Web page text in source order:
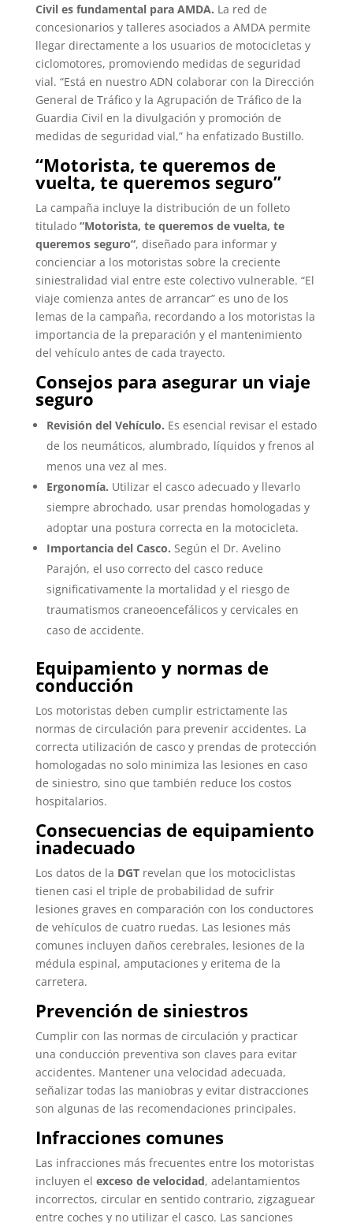
Civil es fundamental para AMDA. La red de
concesionarios y talleres asociados a AMDA permite
llegar directamente a los usuarios de motocicletas y
ciclomotores, promoviendo medidas de seguridad
vial. “Está en nuestro ADN colaborar con la Dirección
General de Tráfico y la Agrupación de Tráfico de la
Guardia Civil en la divulgación y promoción de
medidas de seguridad vial,” ha enfatizado Bustillo.
“Motorista, te queremos de
vuelta, te queremos seguro”
La campaña incluye la distribución de un folleto
titulado “Motorista, te queremos de vuelta, te
queremos seguro”, diseñado para informar y
concienciar a los motoristas sobre la creciente
siniestralidad vial entre este colectivo vulnerable. “El
viaje comienza antes de arrancar” es uno de los
lemas de la campaña, recordando a los motoristas la
importancia de la preparación y el mantenimiento
del vehículo antes de cada trayecto.
Consejos para asegurar un viaje
seguro
Revisión del Vehículo. Es esencial revisar el estado
de los neumáticos, alumbrado, líquidos y frenos al
menos una vez al mes.
Ergonomía. Utilizar el casco adecuado y llevarlo
siempre abrochado, usar prendas homologadas y
adoptar una postura correcta en la motocicleta.
Importancia del Casco. Según el Dr. Avelino
Parajón, el uso correcto del casco reduce
significativamente la mortalidad y el riesgo de
traumatismos craneoencefálicos y cervicales en
caso de accidente.
Equipamiento y normas de
conducción
Los motoristas deben cumplir estrictamente las
normas de circulación para prevenir accidentes. La
correcta utilización de casco y prendas de protección
homologadas no solo minimiza las lesiones en caso
de siniestro, sino que también reduce los costos
hospitalarios.
Consecuencias de equipamiento
inadecuado
Los datos de la DGTrevelan que los motociclistas
tienen casi el triple de probabilidad de sufrir
lesiones graves en comparación con los conductores
de vehículos de cuatro ruedas. Las lesiones más
comunes incluyen daños cerebrales, lesiones de la
médula espinal, amputaciones y eritema de la
carretera.
Prevención de siniestros
Cumplir con las normas de circulación y practicar
una conducción preventiva son claves para evitar
accidentes. Mantener una velocidad adecuada,
señalizar todas las maniobras y evitar distracciones
son algunas de las recomendaciones principales.
Infracciones comunes
Las infracciones más frecuentes entre los motoristas
incluyen el exceso de velocidad, adelantamientos
incorrectos, circular en sentido contrario, zigzaguear
entre coches y no utilizar el casco. Las sanciones